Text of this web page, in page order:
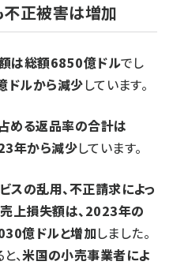
不正被害は増加
は総額6850億ドルでし
ドルから減少しています。
める返品率の合計は
年から減少しています。
スの乱用、不正請求によっ
上損失額は、2023年の
億ドルと増加しました。
、米国の小売事業者によ